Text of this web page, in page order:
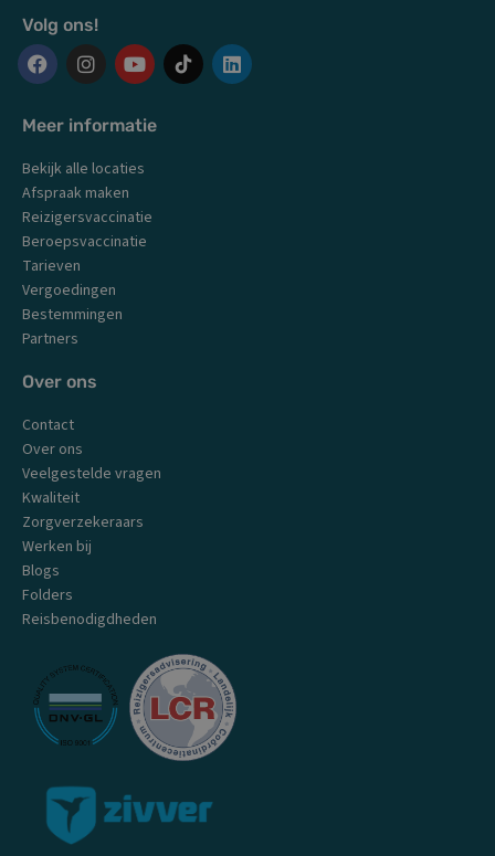
Volg ons!
F
c
e
b
o
o
k
I
s
t
a
g
r
a
m
Y
u
t
b
L
Meer informatie
Bekijk alle locaties
Afspraak maken
Reizigersvaccinatie
Beroepsvaccinatie
Tarieven
Vergoedingen
Bestemmingen
Partners
Over ons
Contact
Over ons
Veelgestelde vragen
Kwaliteit
Zorgverzekeraars
Werken bij
Blogs
Folders
Reisbenodigdheden